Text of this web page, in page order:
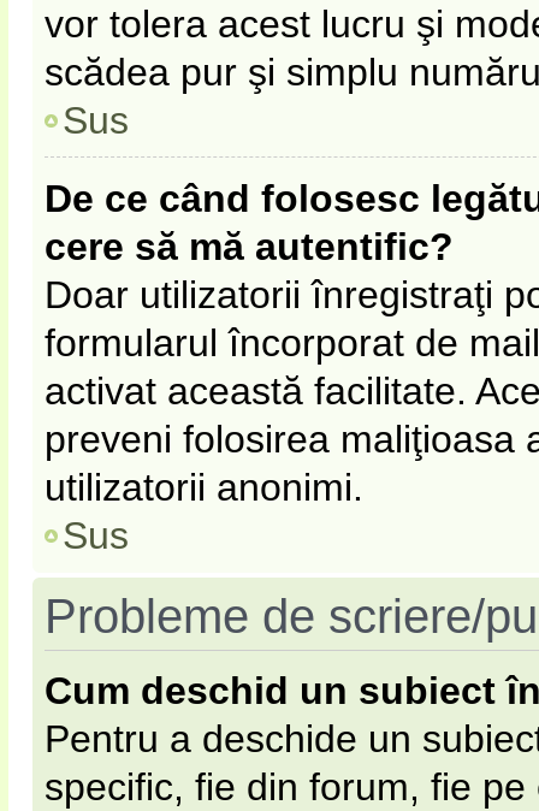
vor tolera acest lucru şi
scădea pur şi simplu
Sus
De ce când folosesc
cere să mă autentific?
Doar utilizatorii înregistraţi
formularul încorporat de
activat această facilitate.
preveni folosirea maliţioasa
utilizatorii anonimi.
Sus
Probleme de scriere/
Cum deschid un subiect
Pentru a deschide un
specific, fie din forum, fie